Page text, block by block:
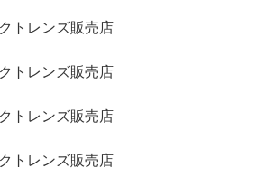
トレンズ販売店
トレンズ販売店
トレンズ販売店
トレンズ販売店